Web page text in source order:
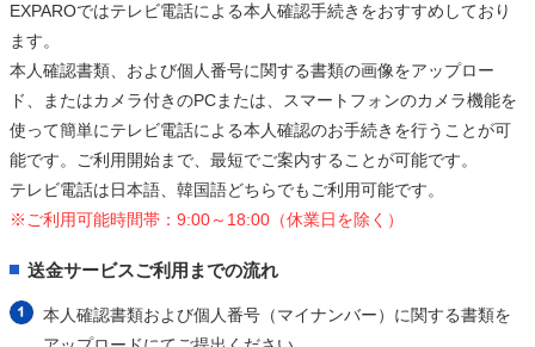
EXPAROではテレビ電話による本人確認手続きをおすすめしており
ます。
本人確認書類、および個人番号に関する書類の画像をアップロー
ド、またはカメラ付きのPCまたは、スマートフォンのカメラ機能を
使って簡単にテレビ電話による本人確認のお手続きを行うことが可
能です。ご利用開始まで、最短でご案内することが可能です。
テレビ電話は日本語、韓国語どちらでもご利用可能です。
※ご利用可能時間帯：9:00～18:00（休業日を除く）
送金サービスご利用までの流れ
本人確認書類および個人番号（マイナンバー）に関する書類を